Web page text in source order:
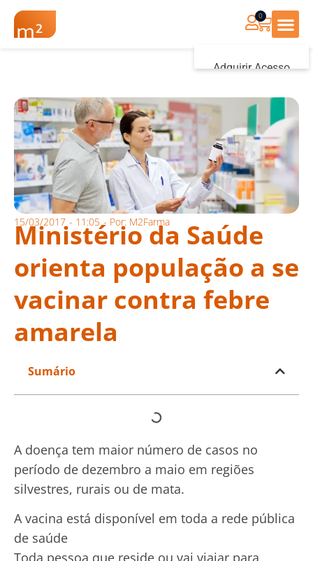
Adquirir Acesso
0
15/03/2017 - 11:05 - Por: M2Farma
Ministério da Saúde
orienta população a se
vacinar contra febre
amarela
Sumário
Adoença tem maior número de casos no
período de dezembro a maio em regiões
silvestres, rurais ou de mata.
A vacina está disponível em toda a rede pública
de saúde